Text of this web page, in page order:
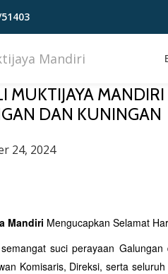
MUKTIJAYA
DAN KUNINGAN
24, 2024
Mandiri Mengucapkan Selamat
suci perayaan
Komisaris, Direksi, serta